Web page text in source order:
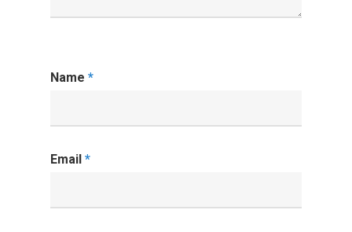
Name *
Email *